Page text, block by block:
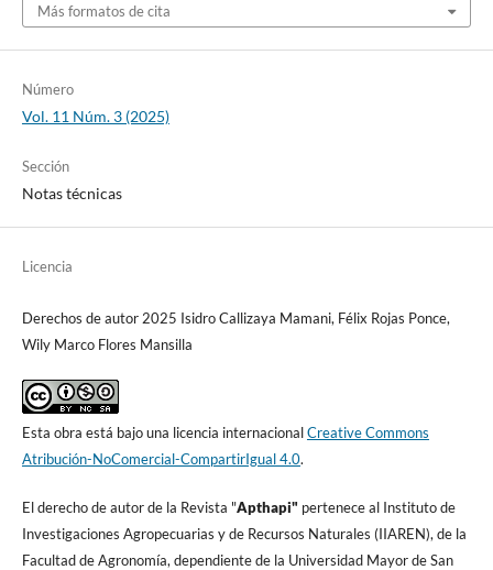
Más formatos de cita
Número
Vol. 11 Núm. 3 (2025)
Sección
Notas técnicas
Licencia
Derechos de autor 2025 Isidro Callizaya Mamani, Félix Rojas Ponce,
Wily Marco Flores Mansilla
Esta obra está bajo una licencia internacionalCreative Commons
Atribución-NoComercial-CompartirIgual 4.0.
El derecho de autor de la Revista "Apthapi" pertenece al Instituto de
Investigaciones Agropecuarias y de Recursos Naturales (IIAREN), de la
Facultad de Agronomí­a, dependiente de la Universidad Mayor de San